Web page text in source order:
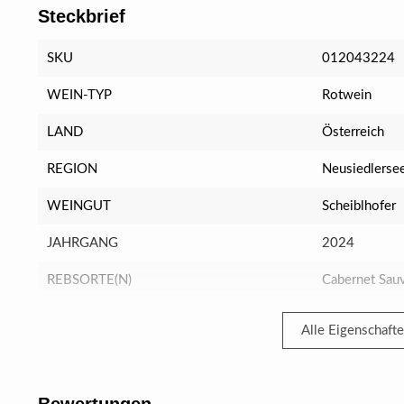
Steckbrief
SKU 012043224
WEIN-TYP Rotwein
LAND Österreich
REGION
WEINGUT Scheiblhofer
JAHRGANG 2024
REBSORTE(N) Cabernet
Alle